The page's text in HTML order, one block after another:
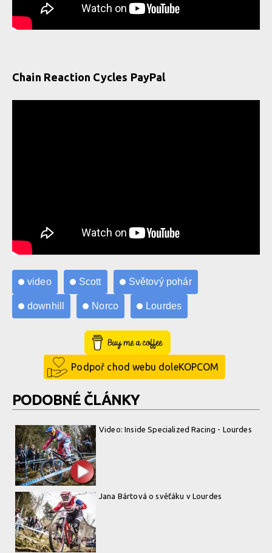
Chain Reaction Cycles PayPal
video Scott Světový pohár
downhill Norco Lourdes
Buy Me a Coffee
Podpoř chod webu doleKOPCOM
PODOBNÉ ČLÁNKY
Video: Inside Specialized Racing - Lourdes
Jana Bártová o svěťáku v Lourdes